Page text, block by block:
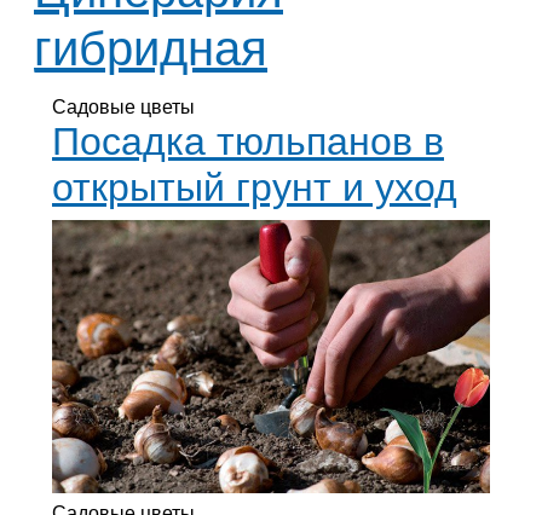
гибридная
Садовые цветы
Посадка тюльпанов в
открытый грунт и уход